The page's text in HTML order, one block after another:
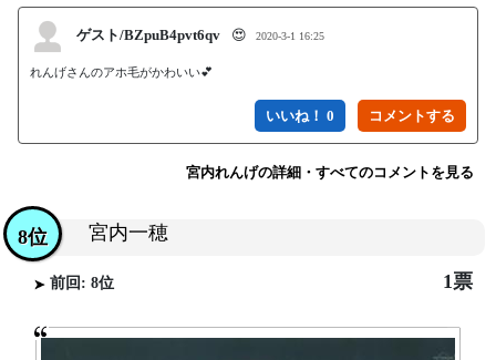
ゲスト/BZpuB4pvt6qv 😍 2020-3-1 16:25
れんげさんのアホ毛がかわいい💕
いいね！ 0
宮内れんげの詳細・すべてのコメントを見る
宮内一穂
8位
前回: 8位 1票